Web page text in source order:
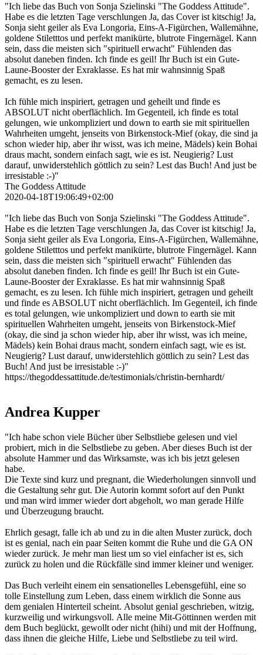
"Ich liebe das Buch von Sonja Szielinski "The Goddess Attitude".
Habe es die letzten Tage verschlungen Ja, das Cover ist kitschig! Ja,
Sonja sieht geiler als Eva Longoria, Eins-A-Figürchen, Wallemähne,
goldene Stiletttos und perfekt manikürte, blutrote Fingernägel. Kann
sein, dass die meisten sich "spirituell erwacht" Fühlenden das
absolut daneben finden. Ich finde es geil! Ihr Buch ist ein Gute-
Laune-Booster der Exraklasse. Es hat mir wahnsinnig Spaß
gemacht, es zu lesen.
Ich fühle mich inspiriert, getragen und geheilt und finde es
ABSOLUT nicht oberflächlich. Im Gegenteil, ich finde es total
gelungen, wie unkompliziert und down to earth sie mit spirituellen
Wahrheiten umgeht, jenseits von Birkenstock-Mief (okay, die sind ja
schon wieder hip, aber ihr wisst, was ich meine, Mädels) kein Bohai
draus macht, sondern einfach sagt, wie es ist. Neugierig? Lust
darauf, unwiderstehlich göttlich zu sein? Lest das Buch! And just be
irresistable :-)"
The Goddess Attitude
2020-04-18T19:06:49+02:00
"Ich liebe das Buch von Sonja Szielinski "The Goddess Attitude".
Habe es die letzten Tage verschlungen Ja, das Cover ist kitschig! Ja,
Sonja sieht geiler als Eva Longoria, Eins-A-Figürchen, Wallemähne,
goldene Stiletttos und perfekt manikürte, blutrote Fingernägel. Kann
sein, dass die meisten sich "spirituell erwacht" Fühlenden das
absolut daneben finden. Ich finde es geil! Ihr Buch ist ein Gute-
Laune-Booster der Exraklasse. Es hat mir wahnsinnig Spaß
gemacht, es zu lesen. Ich fühle mich inspiriert, getragen und geheilt
und finde es ABSOLUT nicht oberflächlich. Im Gegenteil, ich finde
es total gelungen, wie unkompliziert und down to earth sie mit
spirituellen Wahrheiten umgeht, jenseits von Birkenstock-Mief
(okay, die sind ja schon wieder hip, aber ihr wisst, was ich meine,
Mädels) kein Bohai draus macht, sondern einfach sagt, wie es ist.
Neugierig? Lust darauf, unwiderstehlich göttlich zu sein? Lest das
Buch! And just be irresistable :-)"
https://thegoddessattitude.de/testimonials/christin-bernhardt/
Andrea Kupper
"Ich habe schon viele Bücher über Selbstliebe gelesen und viel
probiert, mich in die Selbstliebe zu geben. Aber dieses Buch ist der
absolute Hammer und das Wirksamste, was ich bis jetzt gelesen
habe.
Die Texte sind kurz und pregnant, die Wiederholungen sinnvoll und
die Gestaltung sehr gut. Die Autorin kommt sofort auf den Punkt
und man wird immer wieder dort abgeholt, wo man gerade Hilfe
und Überzeugung braucht.
Ehrlich gesagt, falle ich ab und zu in die alten Muster zurück, doch
ist es genial, nach ein paar Seiten kommt die Ruhe und die GA ON
wieder zurück. Je mehr man liest um so viel einfacher ist es, sich
zurück zu holen und die Rückfälle sind immer kleiner und weniger.
Das Buch verleiht einem ein sensationelles Lebensgefühl, eine so
tolle Einstellung zum Leben, dass einem wirklich die Sonne aus
dem genialen Hinterteil scheint. Absolut genial geschrieben, witzig,
kurzweilig und wirkungsvoll. Alle meine Mit-Göttinnen werden mit
dem Buch beglückt, gewollt oder nicht (hihi) und mit der Hoffnung,
dass ihnen die gleiche Hilfe, Liebe und Selbstliebe zu teil wird.